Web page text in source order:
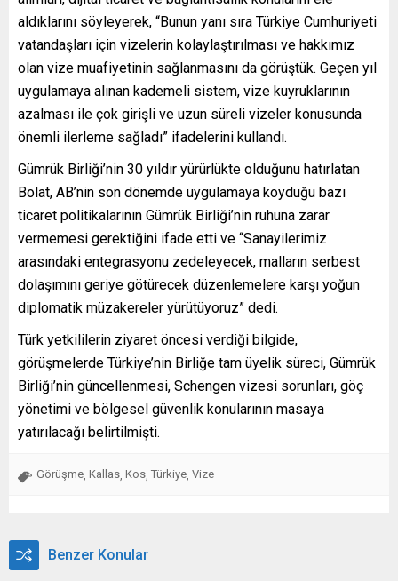
aldıklarını söyleyerek, “Bunun yanı sıra Türkiye Cumhuriyeti
vatandaşları için vizelerin kolaylaştırılması ve hakkımız
olan vize muafiyetinin sağlanmasını da görüştük. Geçen yıl
uygulamaya alınan kademeli sistem, vize kuyruklarının
azalması ile çok girişli ve uzun süreli vizeler konusunda
önemli ilerleme sağladı” ifadelerini kullandı.
Gümrük Birliği’nin 30 yıldır yürürlükte olduğunu hatırlatan
Bolat, AB’nin son dönemde uygulamaya koyduğu bazı
ticaret politikalarının Gümrük Birliği’nin ruhuna zarar
vermemesi gerektiğini ifade etti ve “Sanayilerimiz
arasındaki entegrasyonu zedeleyecek, malların serbest
dolaşımını geriye götürecek düzenlemelere karşı yoğun
diplomatik müzakereler yürütüyoruz” dedi.
Türk yetkililerin ziyaret öncesi verdiği bilgide,
görüşmelerde Türkiye’nin Birliğe tam üyelik süreci, Gümrük
Birliği’nin güncellenmesi, Schengen vizesi sorunları, göç
yönetimi ve bölgesel güvenlik konularının masaya
yatırılacağı belirtilmişti.
Görüşme Kallas Kos Türkiye Vize
Benzer Konular